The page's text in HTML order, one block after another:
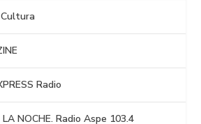
Radio
NOCHE. Radio Aspe 103.4